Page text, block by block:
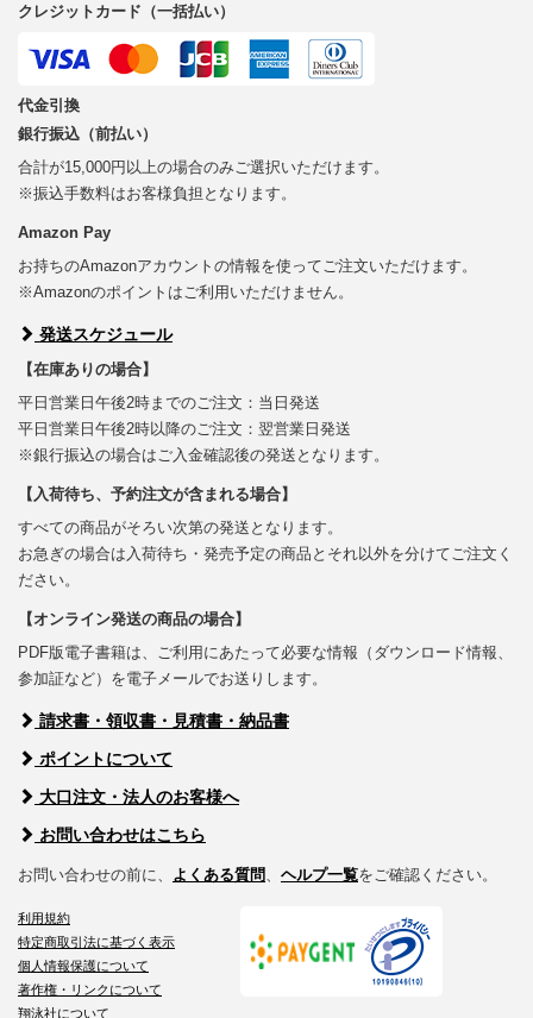
クレジットカード（一括払い）
代金引換
銀行振込（前払い）
合計が15,000円以上の場合のみご選択いただけます。
※振込手数料はお客様負担となります。
Amazon Pay
お持ちのAmazonアカウントの情報を使ってご注文いただけます。
※Amazonのポイントはご利用いただけません。
発送スケジュール
【在庫ありの場合】
平日営業日午後2時までのご注文：当日発送
平日営業日午後2時以降のご注文：翌営業日発送
※銀行振込の場合はご入金確認後の発送となります。
【入荷待ち、予約注文が含まれる場合】
すべての商品がそろい次第の発送となります。
お急ぎの場合は入荷待ち・発売予定の商品とそれ以外を分けてご注文く
ださい。
【オンライン発送の商品の場合】
PDF版電子書籍は、ご利用にあたって必要な情報（ダウンロード情報、
参加証など）を電子メールでお送りします。
請求書・領収書・見積書・納品書
ポイントについて
大口注文・法人のお客様へ
お問い合わせはこちら
お問い合わせの前に、 よくある質問 ヘルプ一覧をご確認ください。
利用規約
特定商取引法に基づく表示
個人情報保護について
著作権・リンクについて
翔泳社について